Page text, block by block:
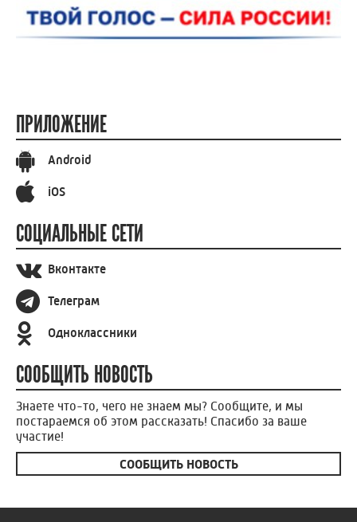
ПРИЛОЖЕНИЕ
Android
iOS
СОЦИАЛЬНЫЕ СЕТИ
Вконтакте
Телеграм
Одноклассники
СООБЩИТЬ НОВОСТЬ
Знаете что-то, чего не знаем мы? Сообщите, и мы
постараемся об этом рассказать! Спасибо за ваше
участие!
СООБЩИТЬ НОВОСТЬ